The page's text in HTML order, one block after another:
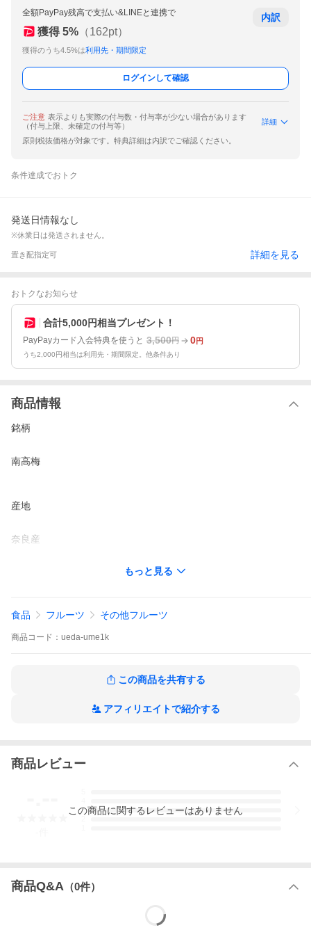
全額PayPay残高で支払い&LINEと連携で
獲得 5% （162pt）
獲得のうち4.5%は利用先・期間限定
内訳
ログインして確認
ご注意 表示よりも実際の付与数・付与率が少ない場合があります
（付与上限、未確定の付与等）
詳細
原則税抜価格が対象です。特典詳細は内訳でご確認ください。
条件達成でおトク
発送日情報なし
※休業日は発送されません。
置き配指定可 詳細を見る
おトクなお知らせ
合計5,000円相当プレゼント！
PayPayカード入会特典を使うと 3,500円 0円
うち2,000円相当は利用先・期間限定。他条件あり
商品情報
銘柄
南高梅
産地
奈良産
1キロ
お届けにお時間
頂戴しますので、ご理解とご協力をお願い致します。
もっと見る
食品 フルーツ その他フルーツ
商品 コード： ueda-ume1k
この商品を共有する
アフィリエイトで紹介する
商品レビュー
3
この商品に関するレビューはありません
商品Q&A （0件）